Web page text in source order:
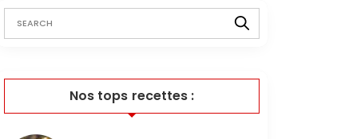
Nos tops recettes :